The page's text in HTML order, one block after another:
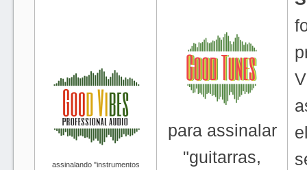
assinalando "instrumentos
para assinalar
"guitarras,